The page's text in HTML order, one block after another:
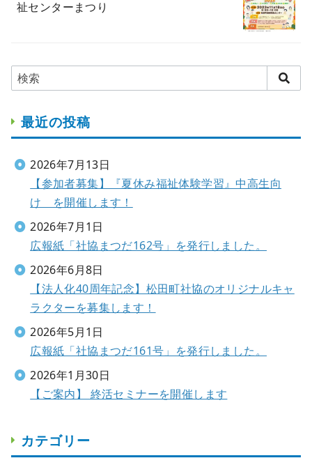
祉センターまつり
最近の投稿
【参加者募集】『夏休み福祉体験学習』中高生向
け を開催します！
2026年7月13日
広報紙「社協まつだ162号」を発行しました。
2026年7月1日
【法人化40周年記念】松田町社協のオリジナルキャ
ラクターを募集します！
2026年6月8日
広報紙「社協まつだ161号」を発行しました。
2026年5月1日
【ご案内】 終活セミナーを開催します
2026年1月30日
カテゴリー